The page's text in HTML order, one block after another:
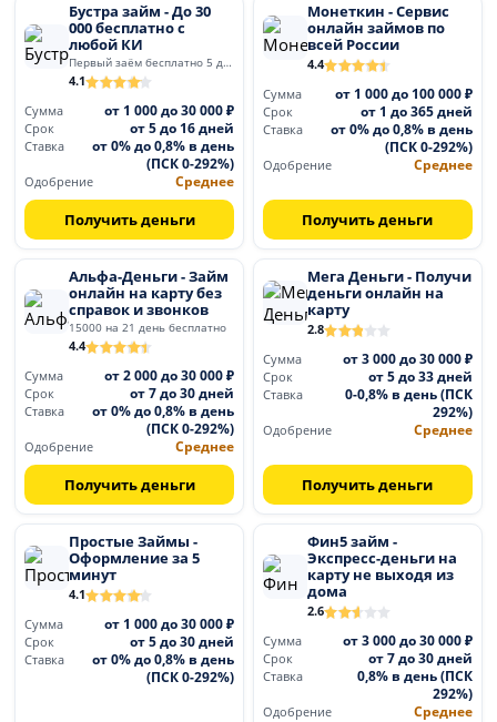
Бустра займ - До 30
000 бесплатно с
любой КИ
Первый заём бесплатно 5 дней
4.1
Сумма
от 1 000 до 30 000 ₽
Срок от 5 до 16 дней
Ставка
от 0% до 0,8% в день
(ПСК 0-292%)
Одобрение Среднее
Получить деньги
Монеткин - Сервис
онлайн займов по
всей России
4.4
Сумма
от 1 000 до 100 000 ₽
Срок от 1 до 365 дней
Ставка
от 0% до 0,8% в день
(ПСК 0-292%)
Одобрение Среднее
Получить деньги
Альфа-Деньги - Займ
онлайн на карту без
справок и звонков
15000 на 21 день бесплатно
4.4
Сумма
от 2 000 до 30 000 ₽
Срок от 7 до 30 дней
Ставка
от 0% до 0,8% в день
(ПСК 0-292%)
Одобрение Среднее
Получить деньги
Мега Деньги - Получи
деньги онлайн на
карту
2.8
Сумма
от 3 000 до 30 000 ₽
Срок от 5 до 33 дней
Ставка
0-0,8% в день (ПСК
292%)
Одобрение Среднее
Получить деньги
Простые Займы -
Оформление за 5
минут
4.1
Сумма
от 1 000 до 30 000 ₽
Срок от 5 до 30 дней
Ставка
от 0% до 0,8% в день
(ПСК 0-292%)
Фин5 займ -
Экспресс-деньги на
карту не выходя из
дома
2.6
Сумма
от 3 000 до 30 000 ₽
Срок от 7 до 30 дней
Ставка
0,8% в день (ПСК
292%)
Одобрение Среднее